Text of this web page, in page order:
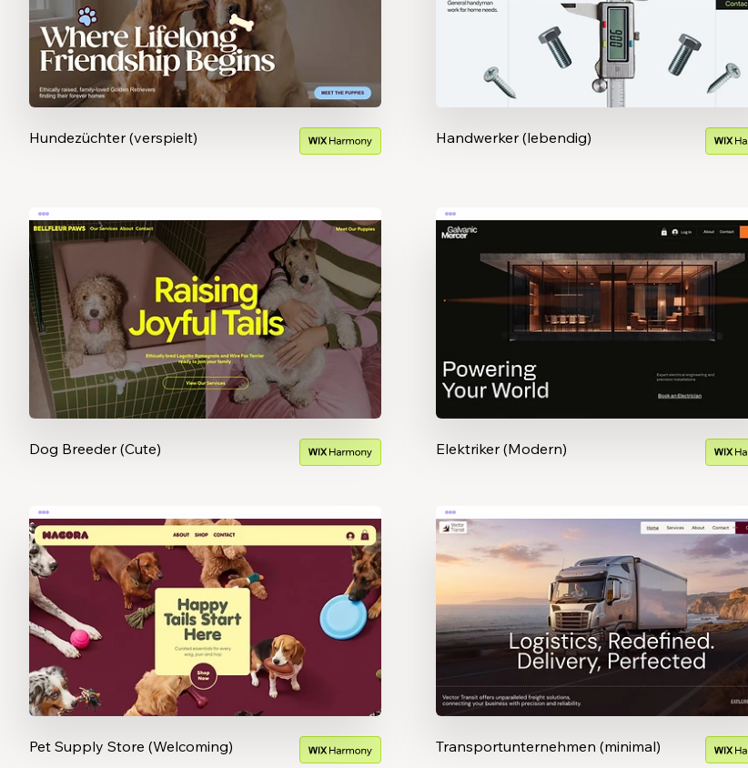
Hundezüchter (verspielt) Handwerker (lebendig)
Dog Breeder (Cute) Elektriker (Modern)
Pet Supply Store (Welcoming) Transportunternehmen (minimal)